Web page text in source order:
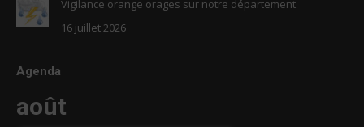
Vigilance orange orages sur notre département
16 juillet 2026
Agenda
août